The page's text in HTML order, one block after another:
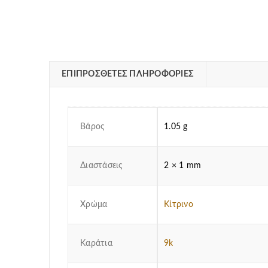
ΕΠΙΠΡΌΣΘΕΤΕΣ ΠΛΗΡΟΦΟΡΊΕΣ
Βάρος 1.05 g
Διαστάσεις 2 × 1 mm
Χρώμα Κίτρινο
Καράτια 9k